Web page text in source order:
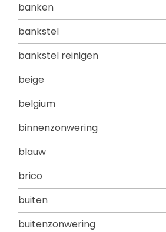
banken
bankstel
bankstel reinigen
beige
belgium
binnenzonwering
blauw
brico
buiten
buitenzonwering